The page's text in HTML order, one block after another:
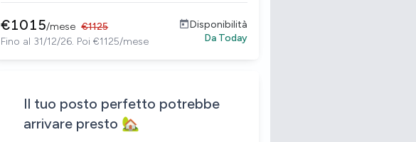
€1015/mese €1125
Fino al 31/12/26. Poi €1125/mese
Disponibilità
Da Today
Il tuo posto perfetto potrebbe
arrivare presto 🏡
House alert
Sii il primo a sapere quando ci sono nuove proprietà che corrispondono alla tua ricerca.
House alert
Alert inviato!